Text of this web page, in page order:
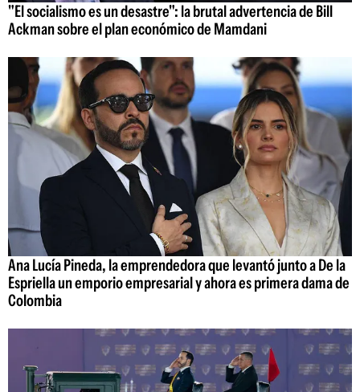
"El socialismo es un desastre": la brutal advertencia de Bill
Ackman sobre el plan económico de Mamdani
Ana Lucía Pineda, la emprendedora que levantó junto a De la
Espriella un emporio empresarial y ahora es primera dama de
Colombia